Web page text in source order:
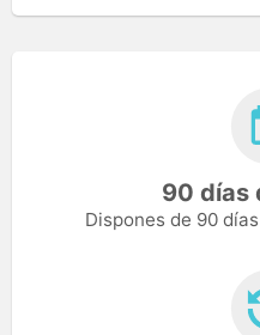
90 días
Dispones de 90